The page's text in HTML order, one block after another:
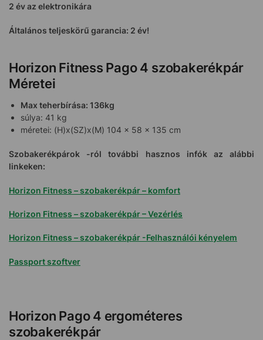
2 év az elektronikára
Általános teljeskörű garancia: 2 év!
Horizon Fitness Pago 4 szobakerékpár
Méretei
Max teherbírása: 136kg
súlya: 41 kg
méretei: (H)x(SZ)x(M) 104 x 58 x 135 cm
Szobakerékpárok -ról további hasznos infók az alábbi
linkeken:
Horizon Fitness – szobakerékpár – komfort
Horizon Fitness – szobakerékpár – Vezérlés
Horizon Fitness – szobakerékpár -Felhasználói kényelem
Passport szoftver
Horizon Pago 4 ergométeres
szobakerékpár